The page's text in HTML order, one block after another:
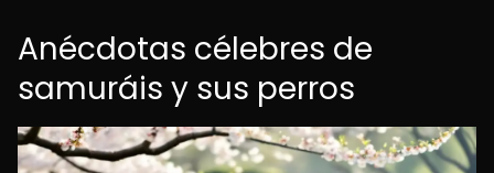
Anécdotas célebres de
samuráis y sus perros